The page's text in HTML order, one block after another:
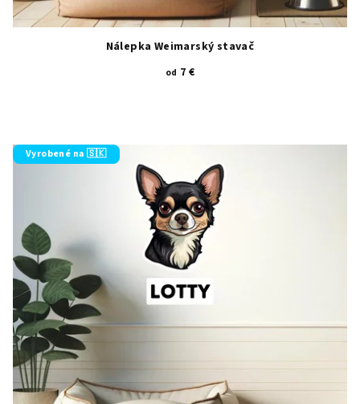
Nálepka Weimarský stavač
od 7 €
Vyrobené na 🇸🇰